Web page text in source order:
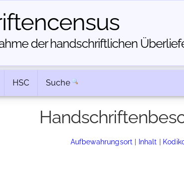
der handschriftlichen
HSC Suche
Aufbewahrungsort | Inhalt |